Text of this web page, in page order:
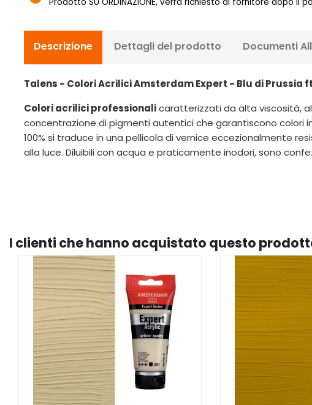
Prodotto SU ORDINAZIONE, verrà richiesto al fornitore dopo il
Descrizione Dettagli del prodotto Documenti
Talens - Colori Acrilici Amsterdam Expert - Blu di Prussia
Colori acrilici professionalicaratterizzati da alta viscosità,
concentrazione di pigmenti autentici che garantiscono colori
100% si traduce in una pellicola di vernice eccezionalmente
alla luce. Diluibili con acqua e praticamente inodori, sono
I clienti che hanno acquistato questo